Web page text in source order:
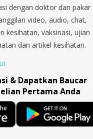
dengan doktor dan pakar
video, audio, chat,
kesihatan, vaksinasi, ujian
dan artikel kesihatan.
& Dapatkan Baucar
Pertama Anda